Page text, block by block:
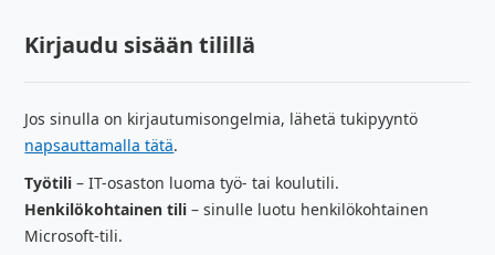
Kirjaudu sisään tilillä
Jos sinulla on kirjautumisongelmia, lähetä tukipyyntö
napsauttamalla tätä.
Työtili – IT-osaston luoma työ- tai koulutili.
Henkilökohtainen tili – sinulle luotu henkilökohtainen
Microsoft-tili.